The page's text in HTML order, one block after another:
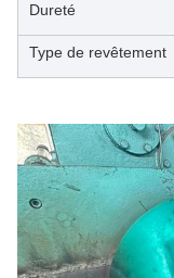
Dureté
Type de revêtement